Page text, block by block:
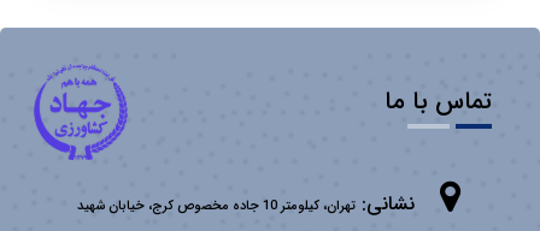
تماس با ما
نشانی:
تهران، کیلومتر 10 جاده مخصوص کرج، خیابان شهید